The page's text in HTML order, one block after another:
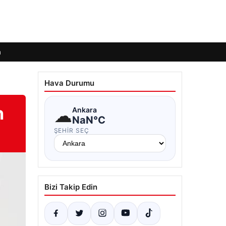
Hava Durumu
☁Ankara
NaN°C
ŞEHIR SEÇ
Bizi Takip Edin